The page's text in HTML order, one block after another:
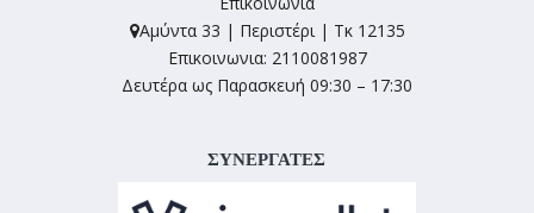
Αμύντα 33 | Περιστέρι | Τκ 12135
Επικοινωνια: 2110081987
Δευτέρα ως Παρασκευή 09:30 – 17:30
ΣΥΝΕΡΓΑΤΕΣ